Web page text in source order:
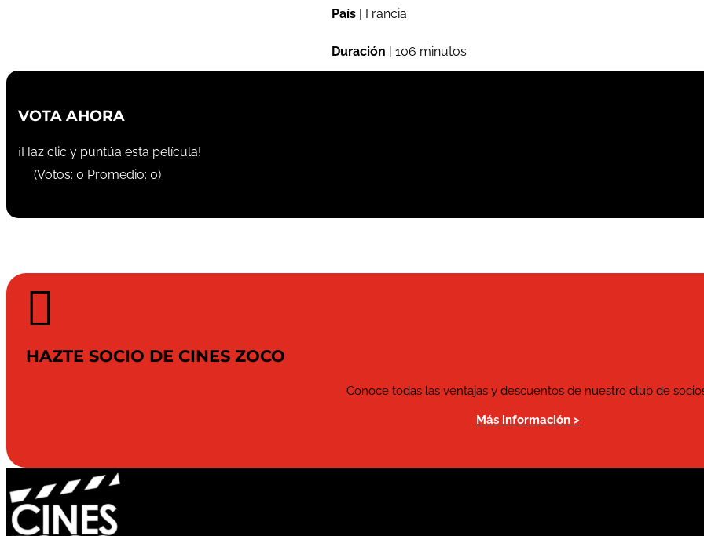
País | Francia
Duración | 106 minutos
VOTA AHORA
¡Haz clic y puntúa esta película!
(Votos: 0 Promedio: 0)

HAZTE SOCIO DE CINES ZOCO
Conoce todas las ventajas y descuentos de nuestro club de
Más información >